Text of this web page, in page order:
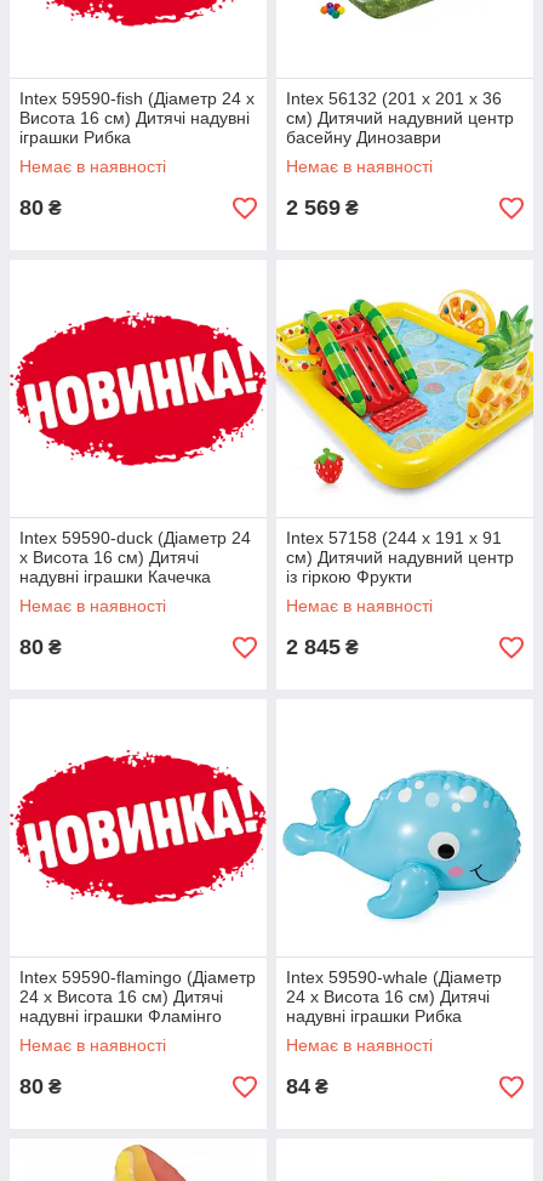
Intex 59590-fish (Діаметр 24 x
Висота 16 см) Дитячі надувні
іграшки Рибка
Немає в наявності
80 ₴
Intex 56132 (201 x 201 x 36
см) Дитячий надувний центр
басейну Динозаври
Немає в наявності
2 569 ₴
Intex 59590-duck (Діаметр 24
x Висота 16 см) Дитячі
надувні іграшки Качечка
Немає в наявності
80 ₴
Intex 57158 (244 x 191 x 91
см) Дитячий надувний центр
із гіркою Фрукти
Немає в наявності
2 845 ₴
Intex 59590-flamingo (Діаметр
24 x Висота 16 см) Дитячі
надувні іграшки Фламінго
Немає в наявності
80 ₴
Intex 59590-whale (Діаметр
24 x Висота 16 см) Дитячі
надувні іграшки Рибка
Немає в наявності
84 ₴